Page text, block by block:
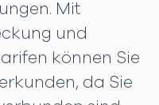
Mit
und
können Sie
da Sie